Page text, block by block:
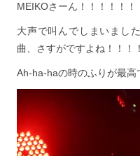
MEIKOさーん！！！！！！
大声で叫んでしまいまし
曲、さすがですよね！！！
Ah-ha-haの時のふりが最高